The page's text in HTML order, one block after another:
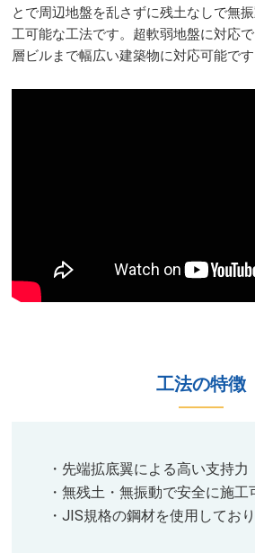
とで周辺地盤を乱さずに残土なしで無
工可能な工法です。超軟弱地盤に対応
層ビルまで幅広い建築物に対応可能です
工法の特徴​​​
・先端拡底翼による高い支持力​
・無残土・無振動で安全に施工
・JIS規格の鋼材を使用してお